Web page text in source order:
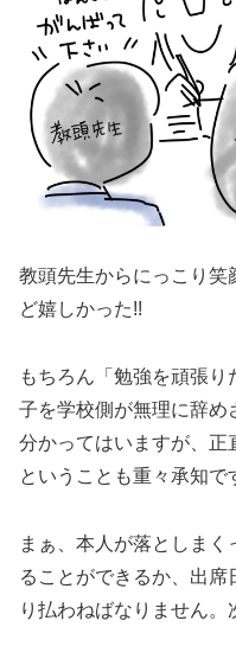
教頭先生からにっこり笑
ど嬉しかった!!
もちろん「勉強を頑張
子を学校側が無理に辞め
分かってはいますが、正
ということも重々承知で
まぁ、本人が落としま
ることができるか、出
り払わねばなりません。